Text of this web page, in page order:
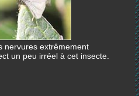
nervures extrêmement
un peu irréel à cet insecte.